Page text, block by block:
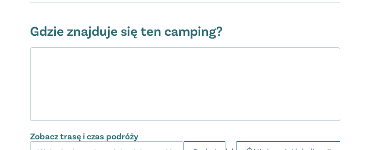
Dzieci w centrum uwagi
całego kempingu.
Sport i gry
Gdzie znajduje się ten camping?
Zobacz trasę i czas podróży